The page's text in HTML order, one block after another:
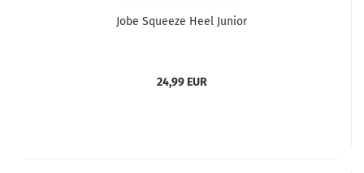
Jobe Squeeze Heel Junior
24,99 EUR